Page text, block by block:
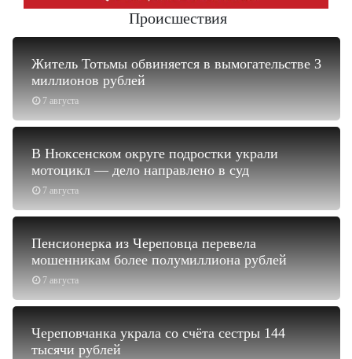
Происшествия
7 августа
Житель Тотьмы обвиняется в вымогательстве 3
миллионов рублей
7 августа
В Нюксенском округе подростки украли
мотоцикл — дело направлено в суд
7 августа
Пенсионерка из Череповца перевела
мошенникам более полумиллиона рублей
Череповчанка украла со счёта сестры 144
тысячи рублей